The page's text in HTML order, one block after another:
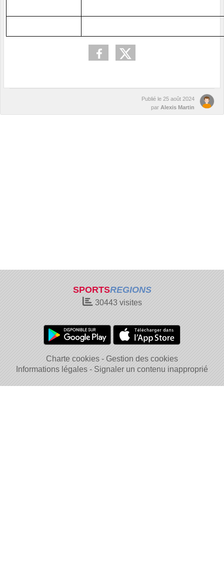
Publié le 25 août 2024
par Alexis Martin
SPORTSREGIONS
30443visites
Charte cookies
Gestion des cookies
Informations légales
Signaler un contenu inapproprié